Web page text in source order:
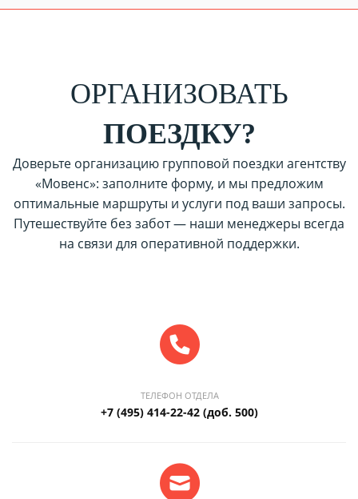
ОРГАНИЗОВАТЬ
ПОЕЗДКУ?
Доверьте организацию групповой поездки агентству
«Мовенс»: заполните форму, и мы предложим
оптимальные маршруты и услуги под ваши запросы.
Путешествуйте без забот — наши менеджеры всегда
на связи для оперативной поддержки.
ТЕЛЕФОН ОТДЕЛА
+7 (495) 414-22-42 (доб. 500)